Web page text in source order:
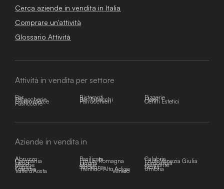
Cerca aziende in vendita in Italia
Comprare un'attività
Glossario Attività
Attività in vendita per settore
Bar Ristoranti Pizzerie
Tabaccherie Bar Tabacchi Hotel
E-commerce Parrucchieri Centri Estetici
Pasticcerie
Aziende in vendita in
Abruzzo Basilicata Calabria
Campania Emilia-Romagna Friuli-Venezia Giulia
Lazio Liguria Lombardia
Marche Molise Piemonte
Puglia Sardegna Sicilia
Toscana Trentino-Alto Adige Umbria
Valle d'Aosta Veneto